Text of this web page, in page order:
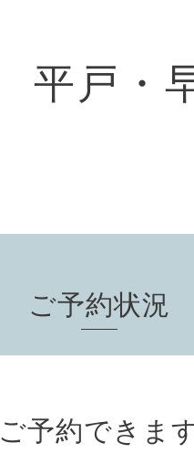
平戸・
ご予約状況
ご予約できま